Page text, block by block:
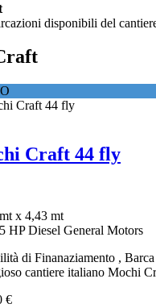
disponibili del
Craft 44 fly
x 4,43 mt
HP Diesel General Motors
di Finanaziamento ,
cantiere italiano Mochi
€